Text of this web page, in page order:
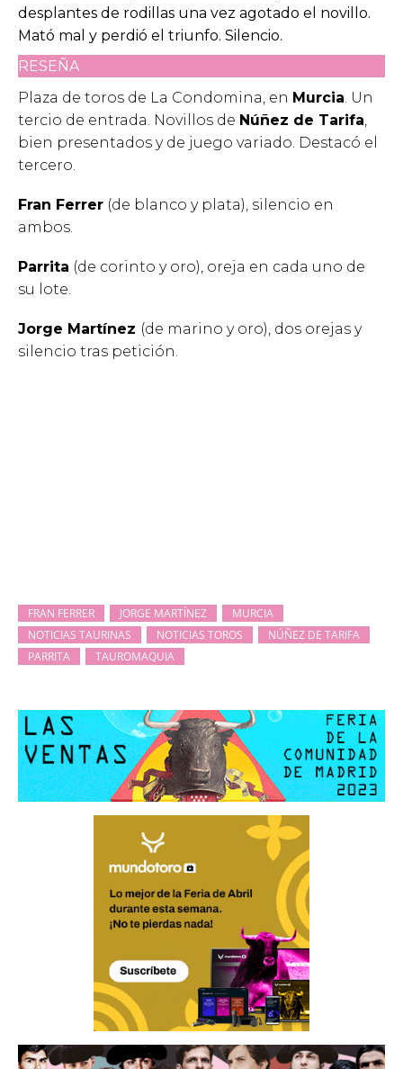
desplantes de rodillas una vez agotado el novillo.
Mató mal y perdió el triunfo. Silencio.
RESEÑA
Plaza de toros de La Condomina, en Murcia. Un
tercio de entrada. Novillos de Núñez de Tarifa,
bien presentados y de juego variado. Destacó el
tercero.
Fran Ferrer (de blanco y plata), silencio en
ambos.
Parrita (de corinto y oro), oreja en cada uno de
su lote.
Jorge Martínez (de marino y oro), dos orejas y
silencio tras petición.
FRAN FERRER JORGE MARTÍNEZ
MURCIA
NOTICIAS TAURINAS
NOTICIAS TOROS
NÚÑEZ DE TARIFA
PARRITA
TAUROMAQUIA